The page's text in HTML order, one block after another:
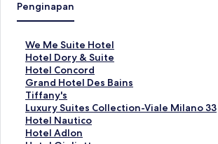
Penginapan
We Me Suite Hotel
T
a
u
t
a
n
S
t
Hotel Dory & Suite
T
a
u
t
a
n
S
Hotel Concord
T
a
u
t
a
n
Grand Hotel Des Bains
T
a
u
t
a
Tiffany's
T
a
u
t
Luxury Suites Collection-Viale Milano 33
T
a
u
Hotel Nautico
T
a
Hotel Adlon
T